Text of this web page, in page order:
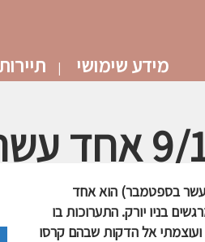
מידע שימושי
אחד עשר בספטמבר) הוא אחד
בניו יורק. התערוכות בו
ועוצמתי אל הדקות שבהם קרסו